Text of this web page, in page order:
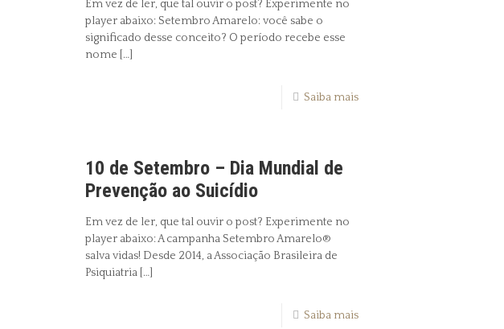
Em vez de ler, que tal ouvir o post? Experimente no
player abaixo: Setembro Amarelo: você sabe o
significado desse conceito? O período recebe esse
nome […]
Saiba mais
10 de Setembro – Dia Mundial de
Prevenção ao Suicídio
Em vez de ler, que tal ouvir o post? Experimente no
player abaixo: A campanha Setembro Amarelo®
salva vidas! Desde 2014, a Associação Brasileira de
Psiquiatria[…]
Saiba mais